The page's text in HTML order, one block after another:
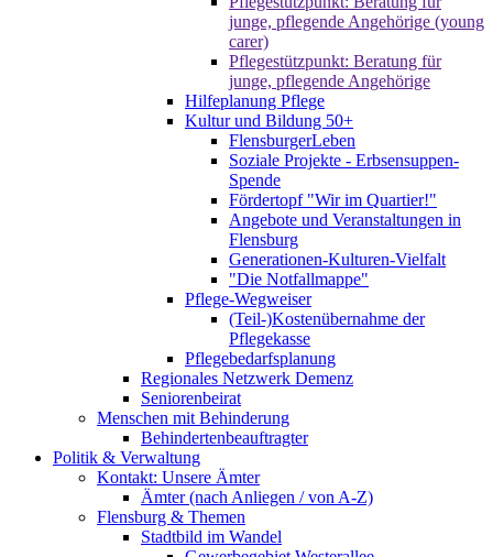
junge, pflegende Angehörige (young
carer)
Pflegestützpunkt: Beratung für
junge, pflegende Angehörige
Hilfeplanung Pflege
Kultur und Bildung 50+
FlensburgerLeben
Soziale Projekte - Erbsensuppen-
Spende
Fördertopf "Wir im Quartier!"
Angebote und Veranstaltungen in
Flensburg
Generationen-Kulturen-Vielfalt
"Die Notfallmappe"
Pflege-Wegweiser
(Teil-)Kostenübernahme der
Pflegekasse
Pflegebedarfsplanung
Regionales Netzwerk Demenz
Seniorenbeirat
Menschen mit Behinderung
Behindertenbeauftragter
Politik & Verwaltung
Kontakt: Unsere Ämter
Ämter (nach Anliegen / von A-Z)
Flensburg & Themen
Stadtbild im Wandel